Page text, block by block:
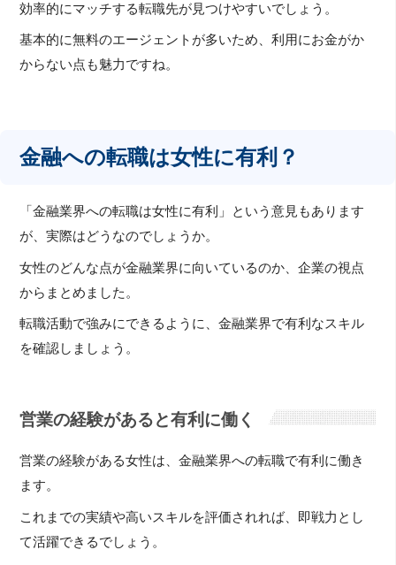
効率的にマッチする転職先が見つけやすいでしょう。
基本的に無料のエージェントが多いため、利用にお金がか
からない点も魅力ですね。
金融への転職は女性に有利？
「金融業界への転職は女性に有利」という意見もあります
が、実際はどうなのでしょうか。
女性のどんな点が金融業界に向いているのか、企業の視点
からまとめました。
転職活動で強みにできるように、金融業界で有利なスキル
を確認しましょう。
営業の経験があると有利に働く
営業の経験がある女性は、金融業界への転職で有利に働き
ます。
これまでの実績や高いスキルを評価されれば、即戦力とし
て活躍できるでしょう。